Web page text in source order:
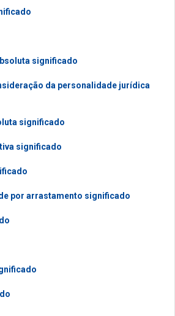
significado
da personalidade jurídica
significado
significado
por arrastamento significado